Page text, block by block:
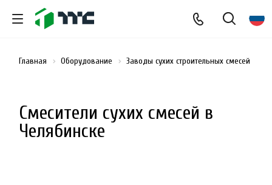
Смесители сухих смесей в
Челябинске
Главная Оборудование Заводы сухих строительных смесей